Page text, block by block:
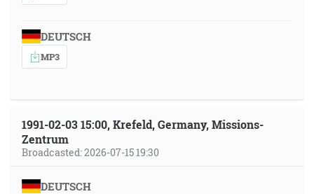
DEUTSCH
MP3
1991-02-03 15:00, Krefeld, Germany, Missions-
Zentrum
Broadcasted: 2026-07-15 19:30
DEUTSCH